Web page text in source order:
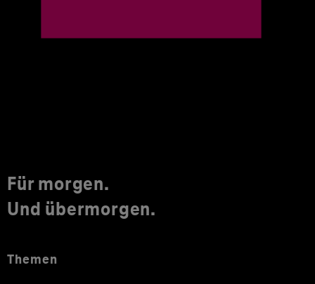
Für morgen.
Und übermorgen.
Themen